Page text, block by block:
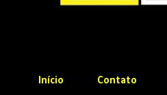
Início Contato